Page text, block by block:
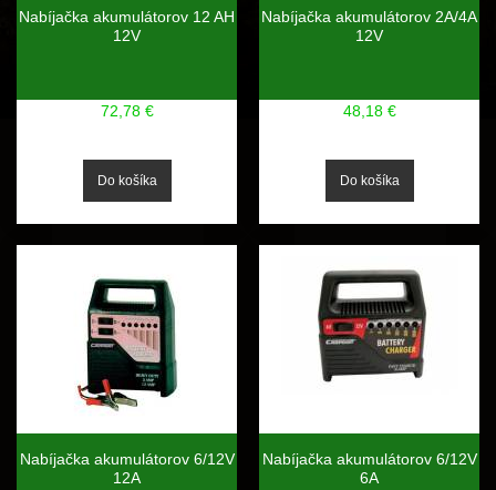
Nabíjačka akumulátorov 12 AH
12V
72,78 €
Nabíjačka akumulátorov 2A/4A
12V
48,18 €
Nabíjačka akumulátorov 6/12V
12A
Nabíjačka akumulátorov 6/12V
6A